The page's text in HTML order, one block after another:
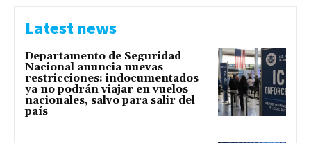
Latest news
Departamento de Seguridad
Nacional anuncia nuevas
restricciones: indocumentados
ya no podrán viajar en vuelos
nacionales, salvo para salir del
país